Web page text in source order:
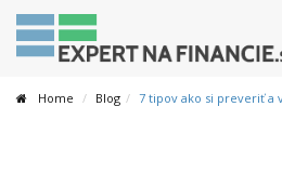
Home Blog 7 tipov ako si preveriť a